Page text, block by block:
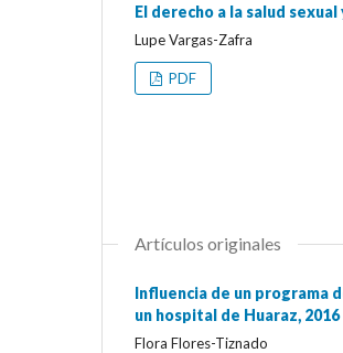
El derecho a la salud
Lupe Vargas-Zafra
PDF
Artículos originales
Influencia de un programa
un hospital de Huaraz, 2016
Flora Flores-Tiznado